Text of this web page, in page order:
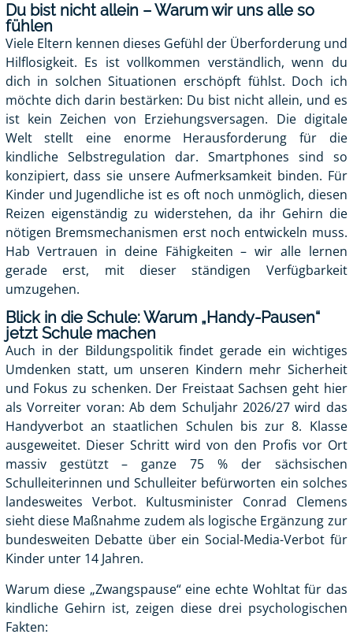
Du bist nicht allein – Warum wir uns alle so
fühlen
Viele Eltern kennen dieses Gefühl der Überforderung und
Hilflosigkeit. Es ist vollkommen verständlich, wenn du
dich in solchen Situationen erschöpft fühlst. Doch ich
möchte dich darin bestärken: Du bist nicht allein, und es
ist kein Zeichen von Erziehungsversagen. Die digitale
Welt stellt eine enorme Herausforderung für die
kindliche Selbstregulation dar. Smartphones sind so
konzipiert, dass sie unsere Aufmerksamkeit binden. Für
Kinder und Jugendliche ist es oft noch unmöglich, diesen
Reizen eigenständig zu widerstehen, da ihr Gehirn die
nötigen Bremsmechanismen erst noch entwickeln muss.
Hab Vertrauen in deine Fähigkeiten – wir alle lernen
gerade erst, mit dieser ständigen Verfügbarkeit
umzugehen.
Blick in die Schule: Warum „Handy-Pausen“
jetzt Schule machen
Auch in der Bildungspolitik findet gerade ein wichtiges
Umdenken statt, um unseren Kindern mehr Sicherheit
und Fokus zu schenken. Der Freistaat Sachsen geht hier
als Vorreiter voran: Ab dem Schuljahr 2026/27wird das
Handyverbotan staatlichen Schulen bis zur 8. Klasse
ausgeweitet. Dieser Schritt wird von den Profis vor Ort
massiv gestützt – ganze 75 % der sächsischen
Schulleiterinnen und Schulleiter befürworten ein solches
landesweites Verbot. Kultusminister Conrad Clemens
sieht diese Maßnahme zudem als logische Ergänzung zur
bundesweiten Debatte über ein Social-Media-Verbotfür
Kinder unter 14 Jahren.
Warum diese „Zwangspause“ eine echte Wohltat für das
kindliche Gehirn ist, zeigen diese drei psychologischen
Fakten: